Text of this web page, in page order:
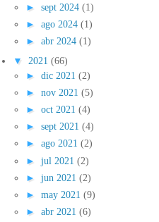
► sept 2024 (1)
► ago 2024 (1)
► abr 2024 (1)
▼ 2021 (66)
► dic 2021 (2)
► nov 2021 (5)
► oct 2021 (4)
► sept 2021 (4)
► ago 2021 (2)
► jul 2021 (2)
► jun 2021 (2)
► may 2021 (9)
► abr 2021 (6)